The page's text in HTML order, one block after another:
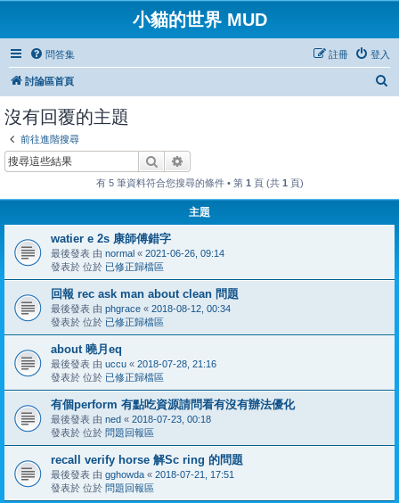
小貓的世界 MUD
問答集 登入
註冊
討論區首頁
沒有回覆的主題
前往進階搜尋
搜尋
有 5 筆資料符合您搜尋的條件 • 第 1 頁 (共 1 頁)
主題
watier e 2s 康師傅錯字
最後發表 由 normal « 2021-06-26, 09:14
發表於 位於 已修正歸檔區
回報 rec ask man about clean 問題
最後發表 由 phgrace « 2018-08-12, 00:34
發表於 位於 已修正歸檔區
about 曉月eq
最後發表 由 uccu « 2018-07-28, 21:16
發表於 位於 已修正歸檔區
有個perform 有點吃資源請問看有沒有辦法優化
最後發表 由 ned « 2018-07-23, 00:18
發表於 位於 問題回報區
recall verify horse 解Sc ring 的問題
最後發表 由 gghowda « 2018-07-21, 17:51
發表於 位於 問題回報區